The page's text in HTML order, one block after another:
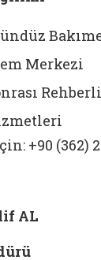
Merkezi
+90 (362)
AL